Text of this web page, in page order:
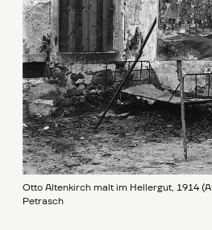
Otto Altenkirch malt im Hellergut, 1914
Petrasch